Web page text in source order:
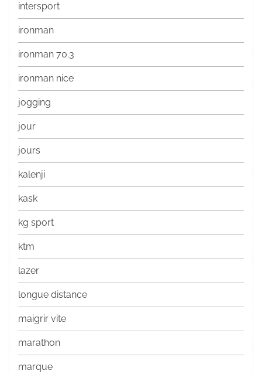
intersport
ironman
ironman 70.3
ironman nice
jogging
jour
jours
kalenji
kask
kg sport
ktm
lazer
longue distance
maigrir vite
marathon
marque